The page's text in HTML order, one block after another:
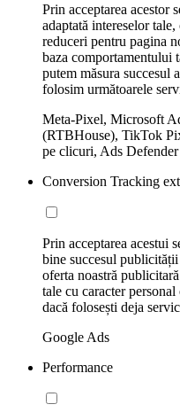
Prin acceptarea acestor
adaptată intereselor
reduceri pentru pagina
baza comportamentului
putem măsura succesul
folosim următoarele
Meta-Pixel, Microsoft
(RTBHouse), TikTok
pe clicuri, Ads Defender
Conversion Tracking
Prin acceptarea acestui
bine succesul
oferta noastră
tale cu caracter
dacă folosești deja
Google Ads
Performance